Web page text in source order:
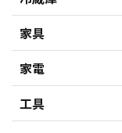
家具
家電
工具